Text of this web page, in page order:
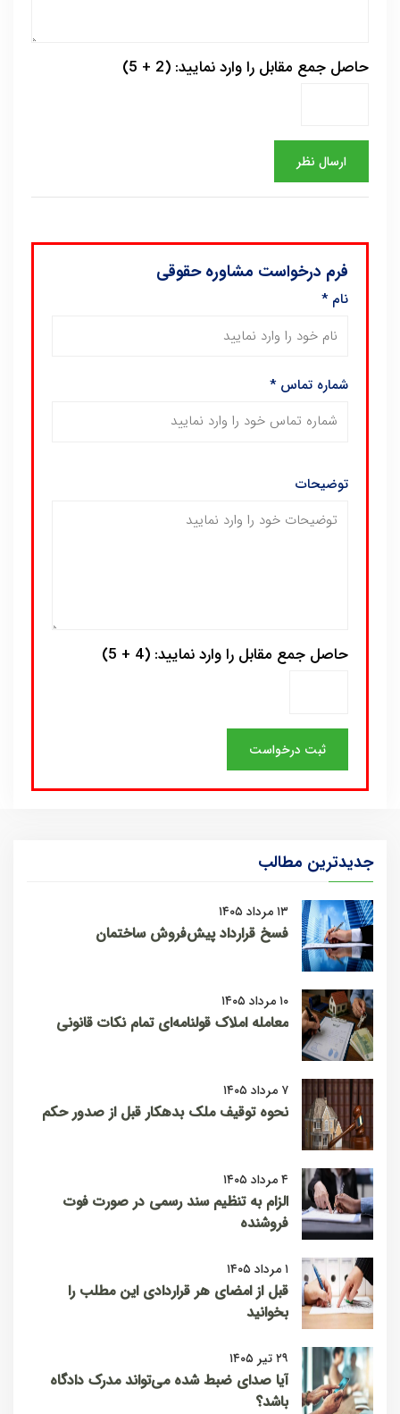
حاصل جمع مقابل را وارد نمایید: (2 + 5)
فرم درخواست مشاوره حقوقی
نام*
شماره تماس*
توضیحات
حاصل جمع مقابل را وارد نمایید: (4 + 5)
جدیدترین مطالب
۱۳ مرداد ۱۴۰۵
فسخ قرارداد پیش‌فروش ساختمان
۱۰ مرداد ۱۴۰۵
معامله املاک قولنامه‌ای تمام نکات قانونی
۷ مرداد ۱۴۰۵
نحوه توقیف ملک بدهکار قبل از صدور حکم
۴ مرداد ۱۴۰۵
الزام به تنظیم سند رسمی در صورت فوت
فروشنده
۱ مرداد ۱۴۰۵
قبل از امضای هر قراردادی این مطلب را
بخوانید
۲۹ تیر ۱۴۰۵
آیا صدای ضبط شده می‌تواند مدرک دادگاه
باشد؟